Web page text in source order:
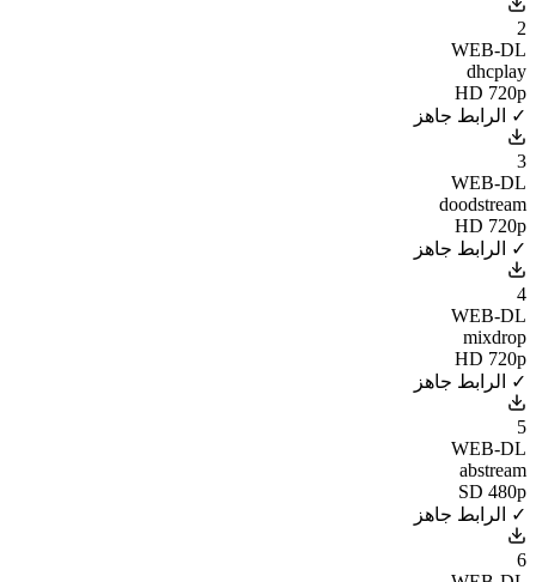
2
WEB-DL
dhcplay
HD 720p
✓ الرابط جاهز
3
WEB-DL
doodstream
HD 720p
✓ الرابط جاهز
4
WEB-DL
mixdrop
HD 720p
✓ الرابط جاهز
5
WEB-DL
abstream
SD 480p
✓ الرابط جاهز
6